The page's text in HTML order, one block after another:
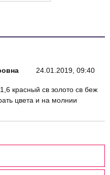
24.01.2019, 09:40
красный св золото св беж
цвета и на молнии